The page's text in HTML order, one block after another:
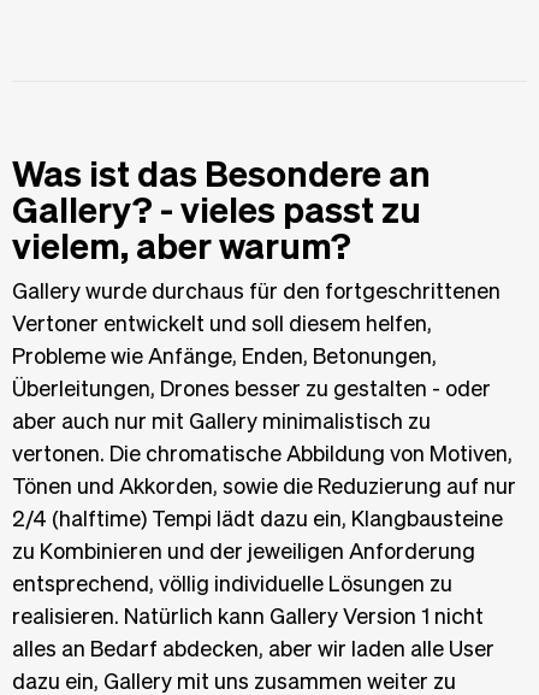
Was ist das Besondere an
Gallery? - vieles passt zu
vielem, aber warum?
Gallery wurde durchaus für den fortgeschrittenen
Vertoner entwickelt und soll diesem helfen,
Probleme wie Anfänge, Enden, Betonungen,
Überleitungen, Drones besser zu gestalten - oder
aber auch nur mit Gallery minimalistisch zu
vertonen. Die chromatische Abbildung von Motiven,
Tönen und Akkorden, sowie die Reduzierung auf nur
2/4 (halftime) Tempi lädt dazu ein, Klangbausteine
zu Kombinieren und der jeweiligen Anforderung
entsprechend, völlig individuelle Lösungen zu
realisieren. Natürlich kann Gallery Version 1 nicht
alles an Bedarf abdecken, aber wir laden alle User
dazu ein, Gallery mit uns zusammen weiter zu